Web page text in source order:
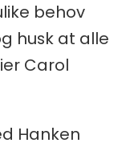
behov
husk at alle
Carol
Hanken